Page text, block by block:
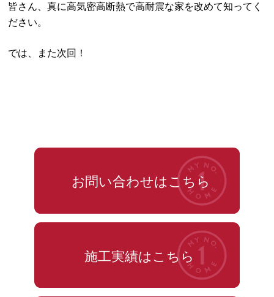
皆さん、真に高気密高断熱で高耐震な家を改めて知ってく
ださい。
では、また次回！